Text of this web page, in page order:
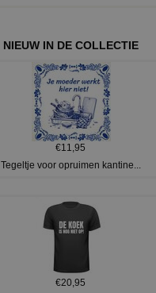
NIEUW IN DE COLLECTIE
€11,95
Tegeltje voor opruimen kantine...
€20,95